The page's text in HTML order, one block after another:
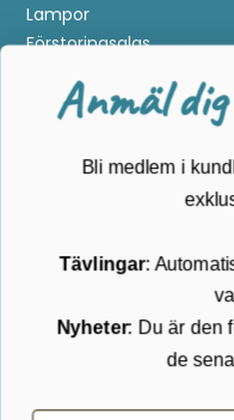
Lampor
Förstoringsglas
Guider
Köpvillkor
Cookies
Anmäl
Bli medlem i
Tävlingar:
Nyheter: Du är den
de